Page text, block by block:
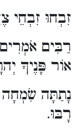
זִבְחוּ זִבְחֵי
רַבִּים
אוֹר פָּנֶיךָ
נָתַתָּה שִׂמְחָה
רָבּוּ.